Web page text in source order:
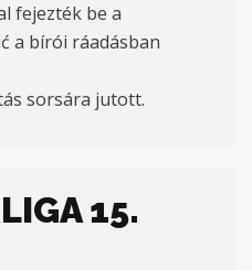
fejezték be a
a bírói ráadásban
sorsára jutott.
15.